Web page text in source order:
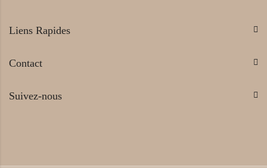
Liens Rapides
Contact
Suivez-nous